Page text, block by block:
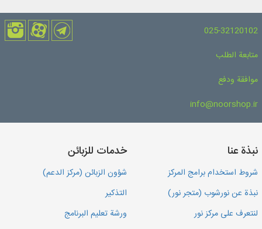
025-32120102
متابعة الطلب
موافقة ودفع
info@noorshop.ir
نبذة عنا
شروط استخدام برامج المركز
نبذة عن نورشوب (متجر نور)
لنتعرف على مركز نور
خدمات للزبائن
شؤون الزبائن (مركز الدعم)
التذكير
ورشة تعليم البرنامج